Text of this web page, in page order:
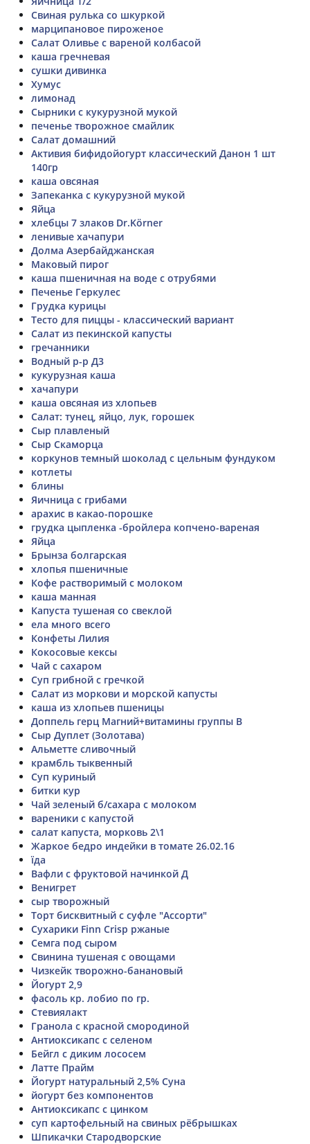
Свиная рулька со шкуркой
марципановое пироженое
Салат Оливье с вареной колбасой
каша гречневая
сушки дивинка
Хумус
лимонад
Сырники с кукурузной мукой
печенье творожное смайлик
Салат домашний
Активия бифидойогурт классический Данон 1 шт
140гр
каша овсяная
Запеканка с кукурузной мукой
Яйца
хлебцы 7 злаков Dr.Körner
ленивые хачапури
Долма Азербайджанская
Маковый пирог
каша пшеничная на воде с отрубями
Печенье Геркулес
Грудка курицы
Тесто для пиццы - классический вариант
Салат из пекинской капусты
гречанники
Водный р-р Д3
кукурузная каша
хачапури
каша овсяная из хлопьев
Салат: тунец, яйцо, лук, горошек
Сыр плавленый
Сыр Скаморца
коркунов темный шоколад с цельным фундуком
котлеты
блины
Яичница с грибами
арахис в какао-порошке
грудка цыпленка -бройлера копчено-вареная
Яйца
Брынза болгарская
хлопья пшеничные
Кофе растворимый с молоком
каша манная
Капуста тушеная со свеклой
ела много всего
Конфеты Лилия
Кокосовые кексы
Чай с сахаром
Суп грибной с гречкой
Салат из моркови и морской капусты
каша из хлопьев пшеницы
Доппель герц Магний+витамины группы В
Сыр Дуплет (Золотава)
Альметте сливочный
крамбль тыквенный
Суп куриный
битки кур
Чай зеленый б/сахара с молоком
вареники с капустой
салат капуста, морковь 2\1
Жаркое бедро индейки в томате 26.02.16
їда
Вафли с фруктовой начинкой Д
Венигрет
сыр творожный
Торт бисквитный с суфле "Ассорти"
Сухарики Finn Crisp ржаные
Семга под сыром
Свинина тушеная с овощами
Чизкейк творожно-банановый
Йогурт 2,9
фасоль кр. лобио по гр.
Стевиялакт
Гранола с красной смородиной
Антиоксикапс с селеном
Бейгл с диким лососем
Латте Прайм
Йогурт натуральный 2,5% Суна
йогурт без компонентов
Антиоксикапс с цинком
суп картофельный на свиных рёбрышках
Шпикачки Стародворские